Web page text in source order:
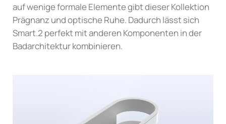
auf wenige formale Elemente gibt dieser Kollektion
Prägnanz und optische Ruhe. Dadurch lässt sich
Smart.2 perfekt mit anderen Komponenten in der
Badarchitektur kombinieren.